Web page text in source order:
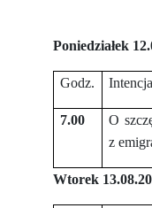
Poniedziałek
Godz. Intencja
7.00
O
z
Wtorek